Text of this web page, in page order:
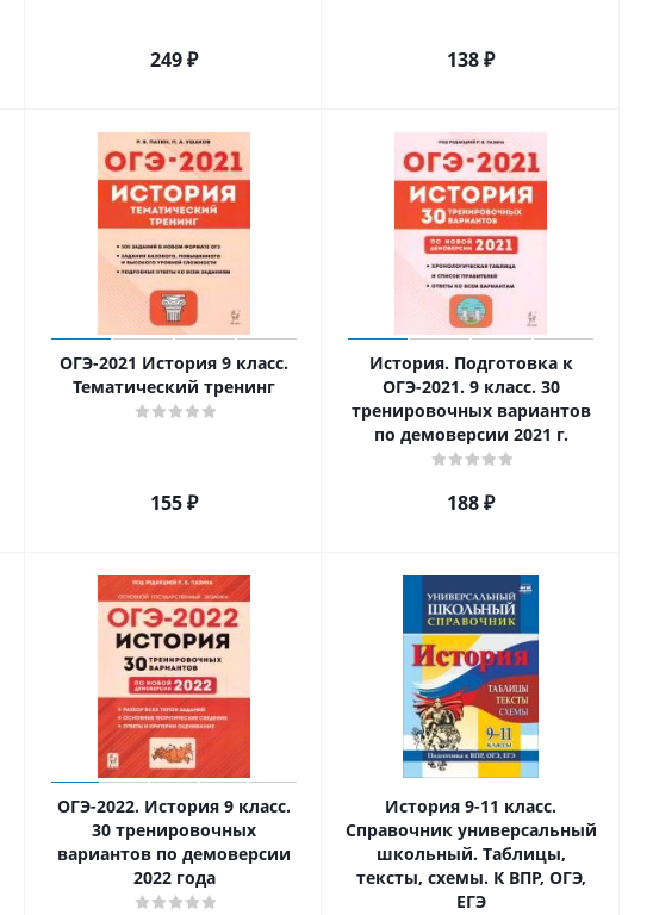
249₽ 138₽
ОГЭ-2021 История 9 класс.
Тематический тренинг
155₽
История. Подготовка к
ОГЭ-2021. 9 класс. 30
тренировочных вариантов
по демоверсии 2021 г.
188₽
ОГЭ-2022. История 9 класс.
30 тренировочных
вариантов по демоверсии
2022 года
История 9-11 класс.
Справочник универсальный
школьный. Таблицы,
тексты, схемы. К ВПР, ОГЭ,
ЕГЭ